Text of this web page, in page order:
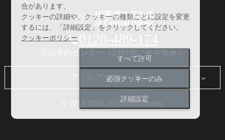
宿泊予約センター（24時間／年中無休）
アソシアホテル一覧
名古屋マリオットアソシアホテル
ヒルトン高山リゾート
© 2018–2026 JR Central Hotels
合があります。
クッキーの詳細や、クッキーの種類ごとに設定を変更
するには、「詳細設定」をクリックしてください。
クッキーポリシー
すべて許可
必須クッキーのみ
詳細設定